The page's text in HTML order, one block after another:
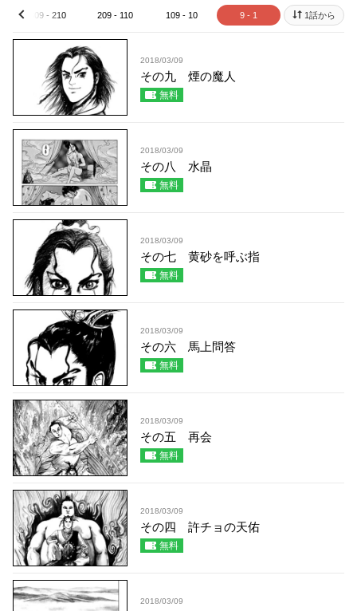
309 - 210 209 - 110 109 - 10 9 - 1
prev 1話から
2018/03/09
その九 煙の魔人
無料
2018/03/09
その八 水晶
無料
2018/03/09
その七 黄砂を呼ぶ指
無料
2018/03/09
その六 馬上問答
無料
2018/03/09
その五 再会
無料
2018/03/09
その四 許チョの天佑
無料
2018/03/09